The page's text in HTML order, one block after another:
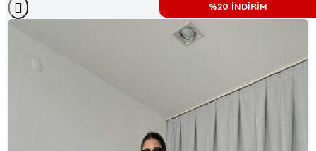
%20 İNDİRİM